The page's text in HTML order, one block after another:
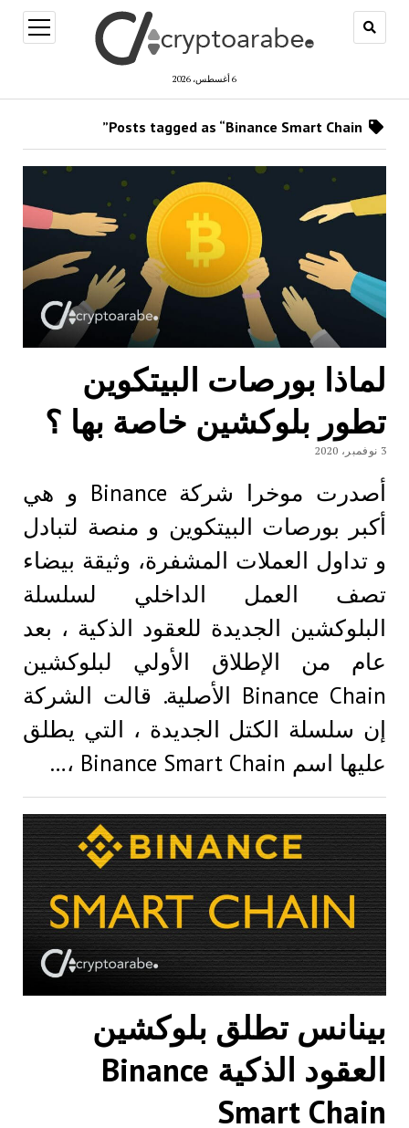
6 أغسطس، 2026
open
menu
لماذا بورصات البيتكوين
تطور بلوكشين خاصة بها ؟
3 نوفمبر، 2020
أصدرت موخرا شركة Binance و هي
أكبر بورصات البيتكوين و منصة لتبادل
و تداول العملات المشفرة، وثيقة بيضاء
تصف العمل الداخلي لسلسلة
البلوكشين الجديدة للعقود الذكية ، بعد
عام من الإطلاق الأولي لبلوكشين
Binance Chain الأصلية. قالت الشركة
إن سلسلة الكتل الجديدة ، التي يطلق
عليها اسم Binance Smart Chain ،…
بينانس تطلق بلوكشين
العقود الذكية Binance
Smart Chain